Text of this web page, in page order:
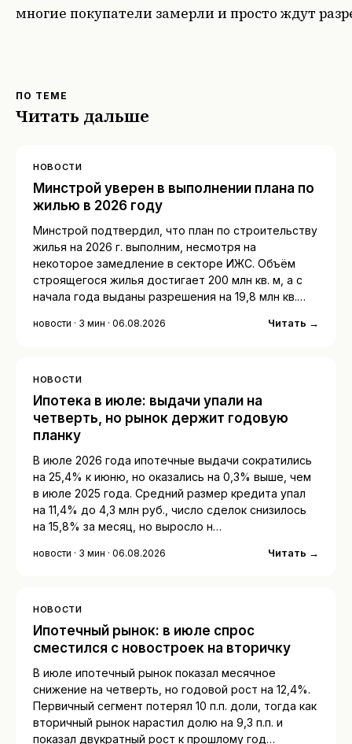
многие покупатели замерли и просто ждут
ПО ТЕМЕ
Читать дальше
НОВОСТИ
Минстрой уверен в выполнении плана по
жилью в 2026 году
Минстрой подтвердил, что план по строительству
жилья на 2026 г. выполним, несмотря на
некоторое замедление в секторе ИЖС. Объём
строящегося жилья достигает 200 млн кв. м, а с
начала года выданы разрешения на 19,8 млн кв.…
новости · 3 мин · 06.08.2026 Читать →
НОВОСТИ
Ипотека в июле: выдачи упали на
четверть, но рынок держит годовую
планку
В июле 2026 года ипотечные выдачи сократились
на 25,4% к июню, но оказались на 0,3% выше, чем
в июле 2025 года. Средний размер кредита упал
на 11,4% до 4,3 млн руб., число сделок снизилось
на 15,8% за месяц, но выросло н…
новости · 3 мин · 06.08.2026 Читать →
НОВОСТИ
Ипотечный рынок: в июле спрос
сместился с новостроек на вторичку
В июле ипотечный рынок показал месячное
снижение на четверть, но годовой рост на 12,4%.
Первичный сегмент потерял 10 п.п. доли, тогда как
вторичный рынок нарастил долю на 9,3 п.п. и
показал двукратный рост к прошлому год…